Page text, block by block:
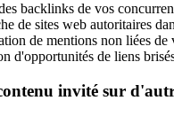
backlinks de vos
de sites web autoritaires
de mentions non liées de
d'opportunités de liens
invité sur